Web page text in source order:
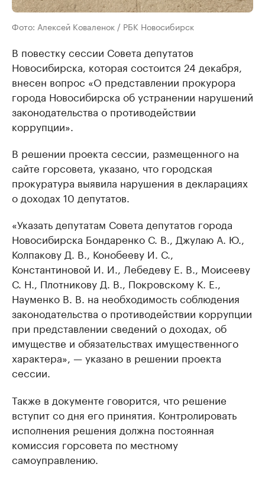
Фото: Алексей Коваленок / РБК Новосибирск
В повестку сессии Совета депутатов
Новосибирска, которая состоится 24 декабря,
внесен вопрос «О представлении прокурора
города Новосибирска об устранении нарушений
законодательства о противодействии
коррупции».
В решении проекта сессии, размещенного на
сайте горсовета, указано, что городская
прокуратура выявила нарушения в декларациях
о доходах 10 депутатов.
«Указать депутатам Совета депутатов города
Новосибирска Бондаренко С. В., Джулаю А. Ю.,
Колпакову Д. В., Конобееву И. С.,
Константиновой И. И., Лебедеву Е. В., Моисееву
С. Н., Плотникову Д. В., Покровскому К. Е.,
Науменко В. В. на необходимость соблюдения
законодательства о противодействии коррупции
при представлении сведений о доходах, об
имуществе и обязательствах имущественного
характера», — указано в решении проекта
сессии.
Также в документе говорится, что решение
вступит со дня его принятия. Контролировать
исполнения решения должна постоянная
комиссия горсовета по местному
самоуправлению.